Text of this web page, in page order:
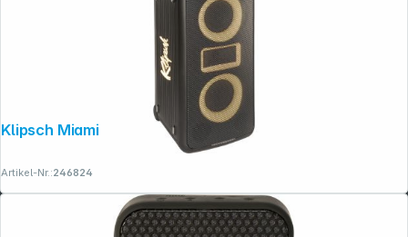
Klipsch Miami
Artikel-Nr.:246824